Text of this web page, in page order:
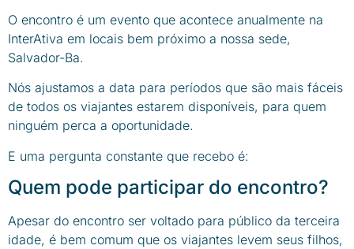
O encontro é um evento que acontece anualmente na
InterAtiva em locais bem próximo a nossa sede,
Salvador-Ba.
Nós ajustamos a data para períodos que são mais fáceis
de todos os viajantes estarem disponíveis, para quem
ninguém perca a oportunidade.
E uma pergunta constante que recebo é:
Quem pode participar do encontro?
Apesar do encontro ser voltado para público da terceira
idade, é bem comum que os viajantes levem seus filhos,